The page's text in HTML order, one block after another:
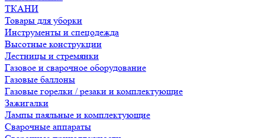
ТКАНИ
Товары для уборки
Инструменты и спецодежда
Высотные конструкции
Лестницы и стремянки
Газовое и сварочное оборудование
Газовые баллоны
Газовые горелки / резаки и комплектующие
Зажигалки
Лампы паяльные и комплектующие
Сварочные аппараты